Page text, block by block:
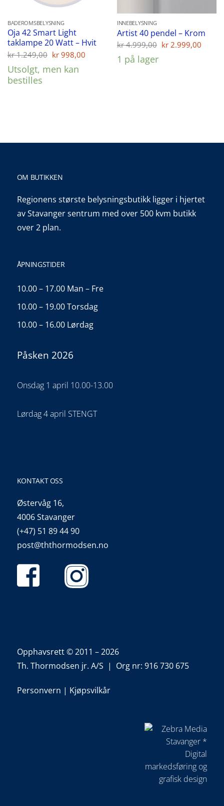
BADEROMSBELYSNING
Oja 42 Smart Light
taklampe 20 Watt – Hvit
kr1.249,00 Opprinnelig
var:
kr 998,00 Nåværende
Utsolgt, men kan
bestilles
INNEBELYSNING
Artist 40 pendel – Krom
kr4.999,00 Opprinnelig
kr 2.999,00
1 på lager
OM BUTIKKEN
Regionens største belysningsbutikk ligger i hjertet
av Stavanger sentrum med over 500 kvm butikk
over 2 plan.
ÅPNINGSTIDER
10.00 – 17.00 Man – Fre
10.00 – 19.00 Torsdag
10.00 – 16.00 Lørdag
Påsken 2026
Onsdag 1 april 10.00-13.00
Lørdag 4 april STENGT
KONTAKT OSS
Østervåg 16,
4006 Stavanger
(+47) 51 89 44 90
post@ththormodsen.no
Opphavsrett © 2011 – 2026
Th. Thormodsen jr. A/S | Org nr: 916 730 675
Personvern | Kjøpsvilkår